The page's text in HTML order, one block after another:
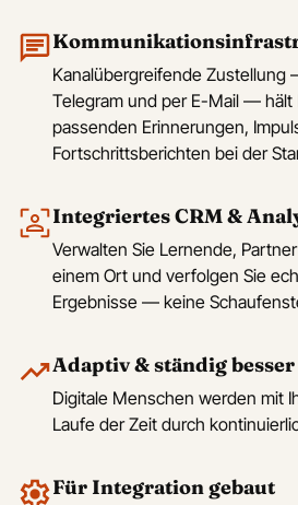
Kanalübergreifende Zustellung
Telegram und per E-Mail — hält
passenden Erinnerungen,
Fortschrittsberichten bei der
Integriertes CRM &
Verwalten Sie Lernende,
einem Ort und verfolgen Sie
Ergebnisse — keine
Adaptiv & ständig besser
Digitale Menschen werden mit
Laufe der Zeit durch
Für Integration gebaut